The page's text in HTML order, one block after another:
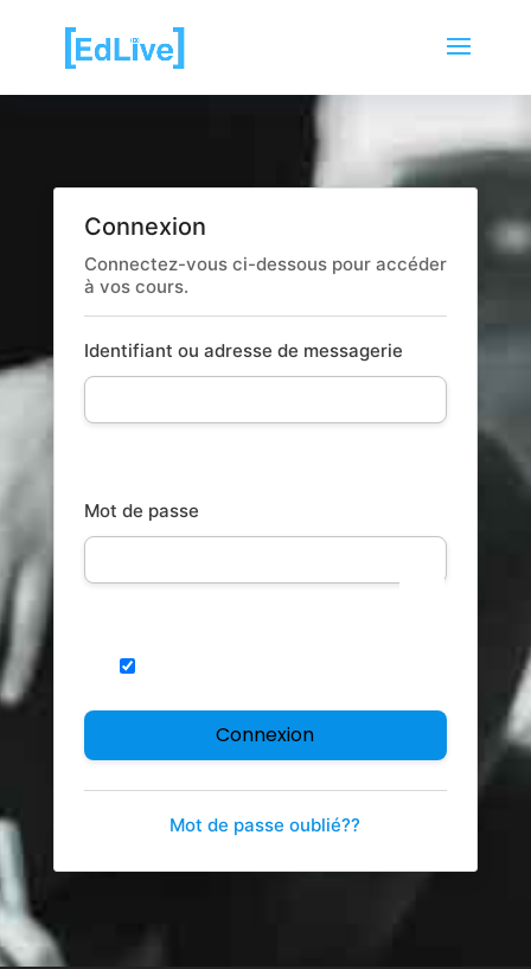
Connexion
Connectez-vous ci-dessous pour accéder
à vos cours.
Identifiant ou adresse de messagerie
Mot de passe
Mot de passe oublié??